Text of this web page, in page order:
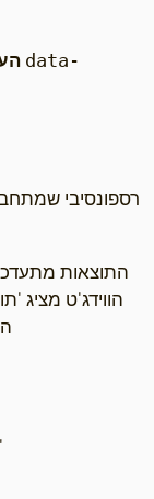
data-
התוצאות
הווידג'ט מציג
הווידג'ט עובר לתצוגת 'תוצאות סופיות'